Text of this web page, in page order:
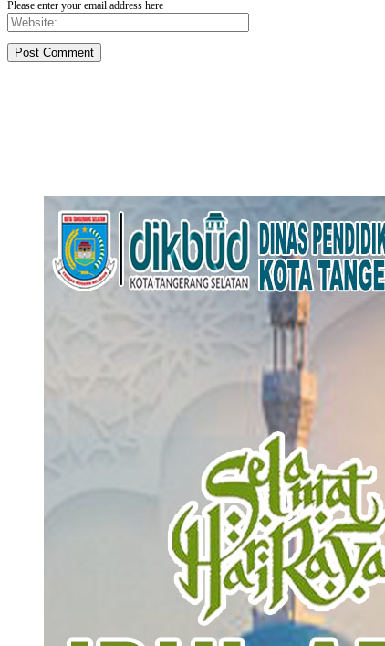
Please enter your email address here